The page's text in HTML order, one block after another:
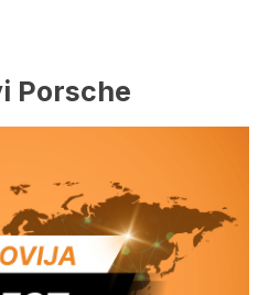
Porsche